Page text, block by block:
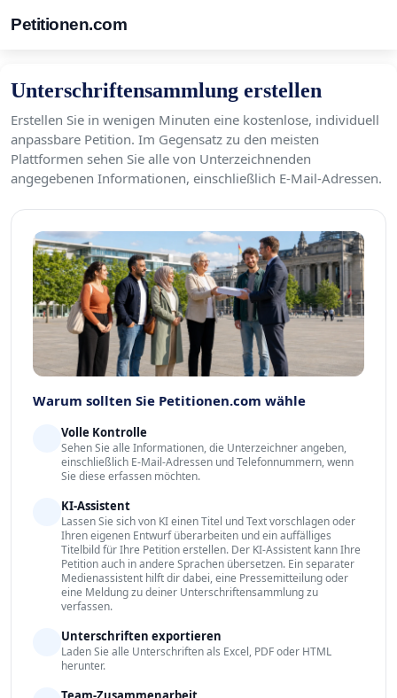
Petitionen.com
Unterschriftensammlung erstellen
Erstellen Sie in wenigen Minuten eine kostenlose, individuell
anpassbare Petition. Im Gegensatz zu den meisten
Plattformen sehen Sie alle von Unterzeichnenden
angegebenen Informationen, einschließlich E-Mail-Adressen.
Warum sollten Sie Petitionen.com wähle
Volle Kontrolle
Sehen Sie alle Informationen, die Unterzeichner angeben,
einschließlich E-Mail-Adressen und Telefonnummern, wenn
Sie diese erfassen möchten.
KI-Assistent
Lassen Sie sich von KI einen Titel und Text vorschlagen oder
Ihren eigenen Entwurf überarbeiten und ein auffälliges
Titelbild für Ihre Petition erstellen. Der KI-Assistent kann Ihre
Petition auch in andere Sprachen übersetzen. Ein separater
Medienassistent hilft dir dabei, eine Pressemitteilung oder
eine Meldung zu deiner Unterschriftensammlung zu
verfassen.
Unterschriften exportieren
Laden Sie alle Unterschriften als Excel, PDF oder HTML
herunter.